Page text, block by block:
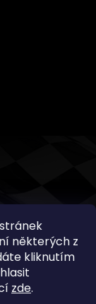
některých z
kliknutím
zde.